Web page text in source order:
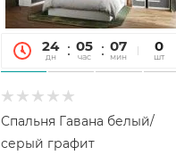
24
дн
05
час
07
мин
55
сек
0
шт
Спальня Гавана белый/
серый графит